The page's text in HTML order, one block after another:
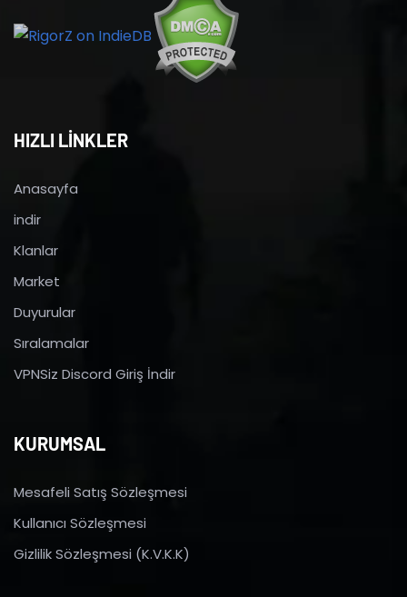
HIZLI LİNKLER
Anasayfa
indir
Klanlar
Market
Duyurular
Sıralamalar
VPNSiz Discord Giriş İndir
KURUMSAL
Mesafeli Satış Sözleşmesi
Kullanıcı Sözleşmesi
Gizlilik Sözleşmesi (K.V.K.K)